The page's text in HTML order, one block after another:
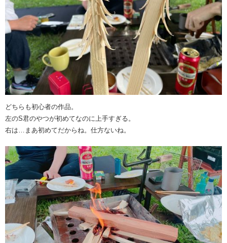
どちらも初心者の作品。
左のS君のやつが初めてなのに上手すぎる。
右は…まあ初めてだからね。仕方ないね。